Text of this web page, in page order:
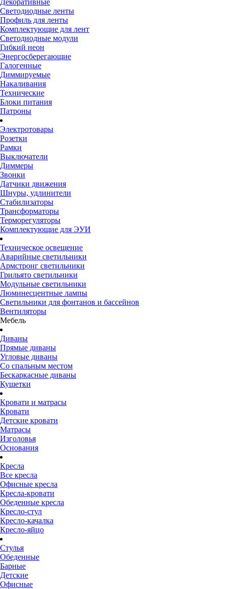
Декоративные
Светодиодные ленты
Профиль для ленты
Комплектующие для лент
Светодиодные модули
Гибкий неон
Энергосберегающие
Галогенные
Диммируемые
Накаливания
Технические
Блоки питания
Патроны
Электротовары
Розетки
Рамки
Выключатели
Диммеры
Звонки
Датчики движения
Шнуры, удлинители
Стабилизаторы
Трансформаторы
Терморегуляторы
Комплектующие для ЭУИ
Техническое освещение
Аварийные светильники
Армстронг светильники
Грильято светильники
Модульные светильники
Люминесцентные лампы
Светильники для фонтанов и бассейнов
Вентиляторы
Мебель
Диваны
Прямые диваны
Угловые диваны
Со спальным местом
Бескаркасные диваны
Кушетки
Кровати и матрасы
Кровати
Детские кровати
Матрасы
Изголовья
Основания
Кресла
Все кресла
Офисные кресла
Кресла-кровати
Обеденные кресла
Кресло-стул
Кресло-качалка
Кресло-яйцо
Стулья
Обеденные
Барные
Детские
Офисные